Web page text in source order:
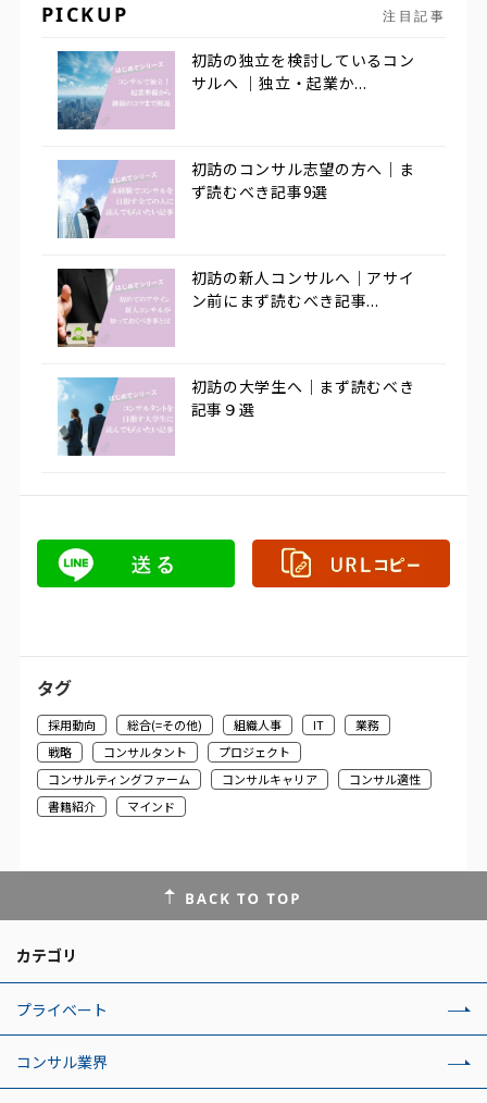
PICKUP 注目記事
初訪の独立を検討しているコン
サルへ ｜独立・起業か...
初訪のコンサル志望の方へ｜ま
ず読むべき記事9選
初訪の新人コンサルへ｜アサイ
ン前にまず読むべき記事...
初訪の大学生へ｜まず読むべき
記事９選
タグ
採用動向 総合(=その他) 組織人事 IT
業務
戦略
コンサルタント
プロジェクト
コンサルティングファーム
コンサルキャリア
コンサル適性
書籍紹介
マインド
カテゴリ
プライベート
コンサル業界